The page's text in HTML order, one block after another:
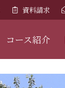
資料請求
コース紹介